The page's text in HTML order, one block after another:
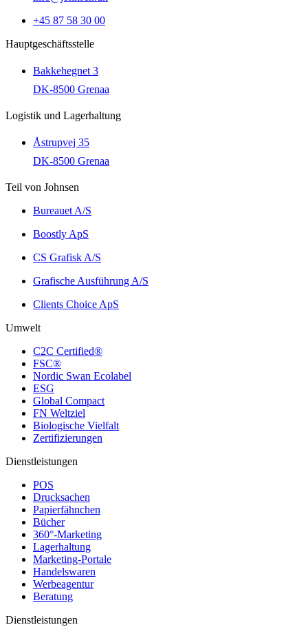
+45 87 58 30 00
Hauptgeschäftsstelle
Bakkehegnet 3
DK-8500 Grenaa
Logistik und Lagerhaltung
Åstrupvej 35
DK-8500 Grenaa
Teil von Johnsen
Bureauet A/S
Boostly ApS
CS Grafisk A/S
Grafische Ausführung A/S
Clients Choice ApS
Umwelt
C2C Certified®
FSC®
Nordic Swan Ecolabel
ESG
Global Compact
FN Weltziel
Biologische Vielfalt
Zertifizierungen
Dienstleistungen
POS
Drucksachen
Papierfähnchen
Bücher
360°-Marketing
Lagerhaltung
Marketing-Portale
Handelswaren
Werbeagentur
Beratung
Dienstleistungen